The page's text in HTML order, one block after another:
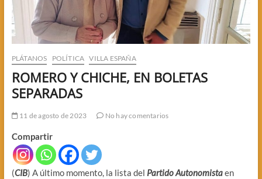
PLÁTANOS POLÍTICA VILLA ESPAÑA
ROMERO Y CHICHE, EN BOLETAS
SEPARADAS
11 de agosto de 2023 No hay comentarios
Compartir
(CIB) A último momento, la lista del Partido Autonomistaen